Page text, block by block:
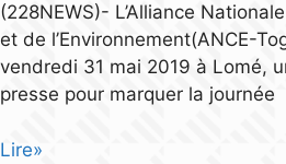
(228NEWS)- L’Alliance
et de l’Environnement(ANCE-
vendredi 31 mai 2019 à Lomé,
presse pour marquer la journée
Lire»